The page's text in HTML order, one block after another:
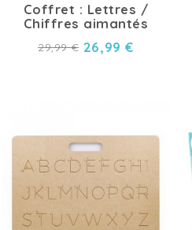
Coffret : Lettres /
Chiffres aimantés
29,99 € 26,99 €